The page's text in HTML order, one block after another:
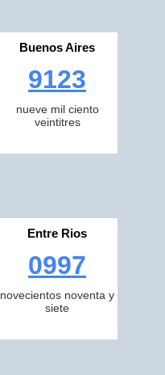
Buenos Aires
9123
nueve mil ciento
veintitres
Entre Rios
0997
novecientos noventa y
siete